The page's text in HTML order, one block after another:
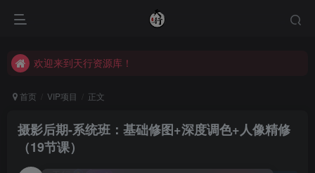
欢迎来到天行资源库！
首页 VIP项目 正文
摄影后期-系统班：基础修图+深度调色+人像精修
（19节课）